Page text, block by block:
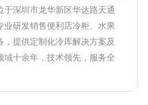
深圳市龙华新区华达路天通
业研发销售便利店冷柜、水果
提供定制化冷库解决方案及
域十余年，技术领先，服务全